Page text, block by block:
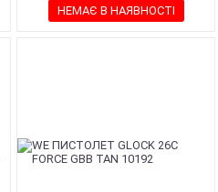
НЕМАЄ В НАЯВНОСТІ